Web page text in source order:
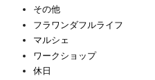
その他
フラワンダフルライフ
マルシェ
ワークショップ
休日